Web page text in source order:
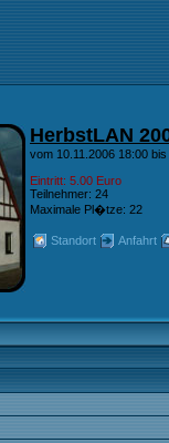
HerbstLAN
vom 10.11.2006 18:00
Eintritt: 5.00 Euro
Teilnehmer: 24
Maximale Pl�tze: 22
Standort Anfahrt